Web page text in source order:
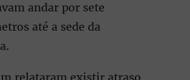
andar por sete
até a sede da